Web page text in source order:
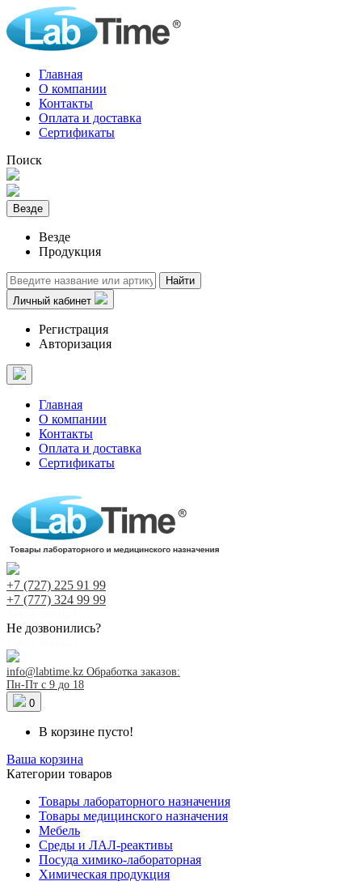
Главная
О компании
Контакты
Оплата и доставка
Сертификаты
Поиск
Везде
Везде
Продукция
Найти
Личный кабинет
Регистрация
Авторизация
Главная
О компании
Контакты
Оплата и доставка
Сертификаты
+7 (727) 225 91 99
+7 (777) 324 99 99
Не дозвонились?
info@labtime.kz Обработка заказов:
Пн-Пт с 9 до 18
0
В корзине пусто!
Ваша корзина
Категории товаров
Товары лабораторного назначения
Товары медицинского назначения
Мебель
Среды и ЛАЛ-реактивы
Посуда химико-лабораторная
Химическая продукция